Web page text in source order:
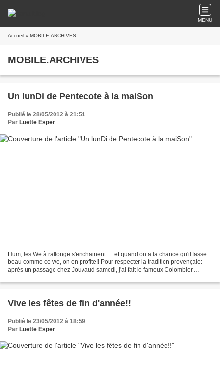
MENU
Accueil » MOBILE.ARCHIVES
MOBILE.ARCHIVES
Un lunDi de Pentecote à la maiSon
Publié le 28/05/2012 à 21:51
Par Luette Esper
Hum, les We à rallonge s'enchainent .... et quand on a la chance qu'il fasse
beau comme ce we, on en profite!! Pour respecter la tradition provençale:
après un passage chez Jouvaud samedi, j'ai fait le fameux Colombier,
Vive les fêtes de fin d'année!!
Publié le 23/05/2012 à 18:59
Par Luette Esper